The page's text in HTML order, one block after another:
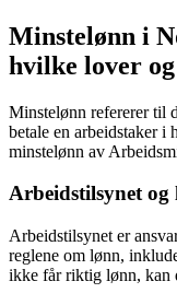
Minstelønn i
hvilke lover
Minstelønn refererer til
betale en arbeidstaker i
minstelønn av
Arbeidstilsynet og
Arbeidstilsynet er
reglene om lønn,
ikke får riktig lønn, kan